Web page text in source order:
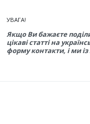
УВАГА!
Якщо Ви бажаєте
цікаві статті на
форму контакти, і ми